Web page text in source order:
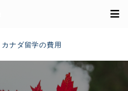
カナダ留学の費用